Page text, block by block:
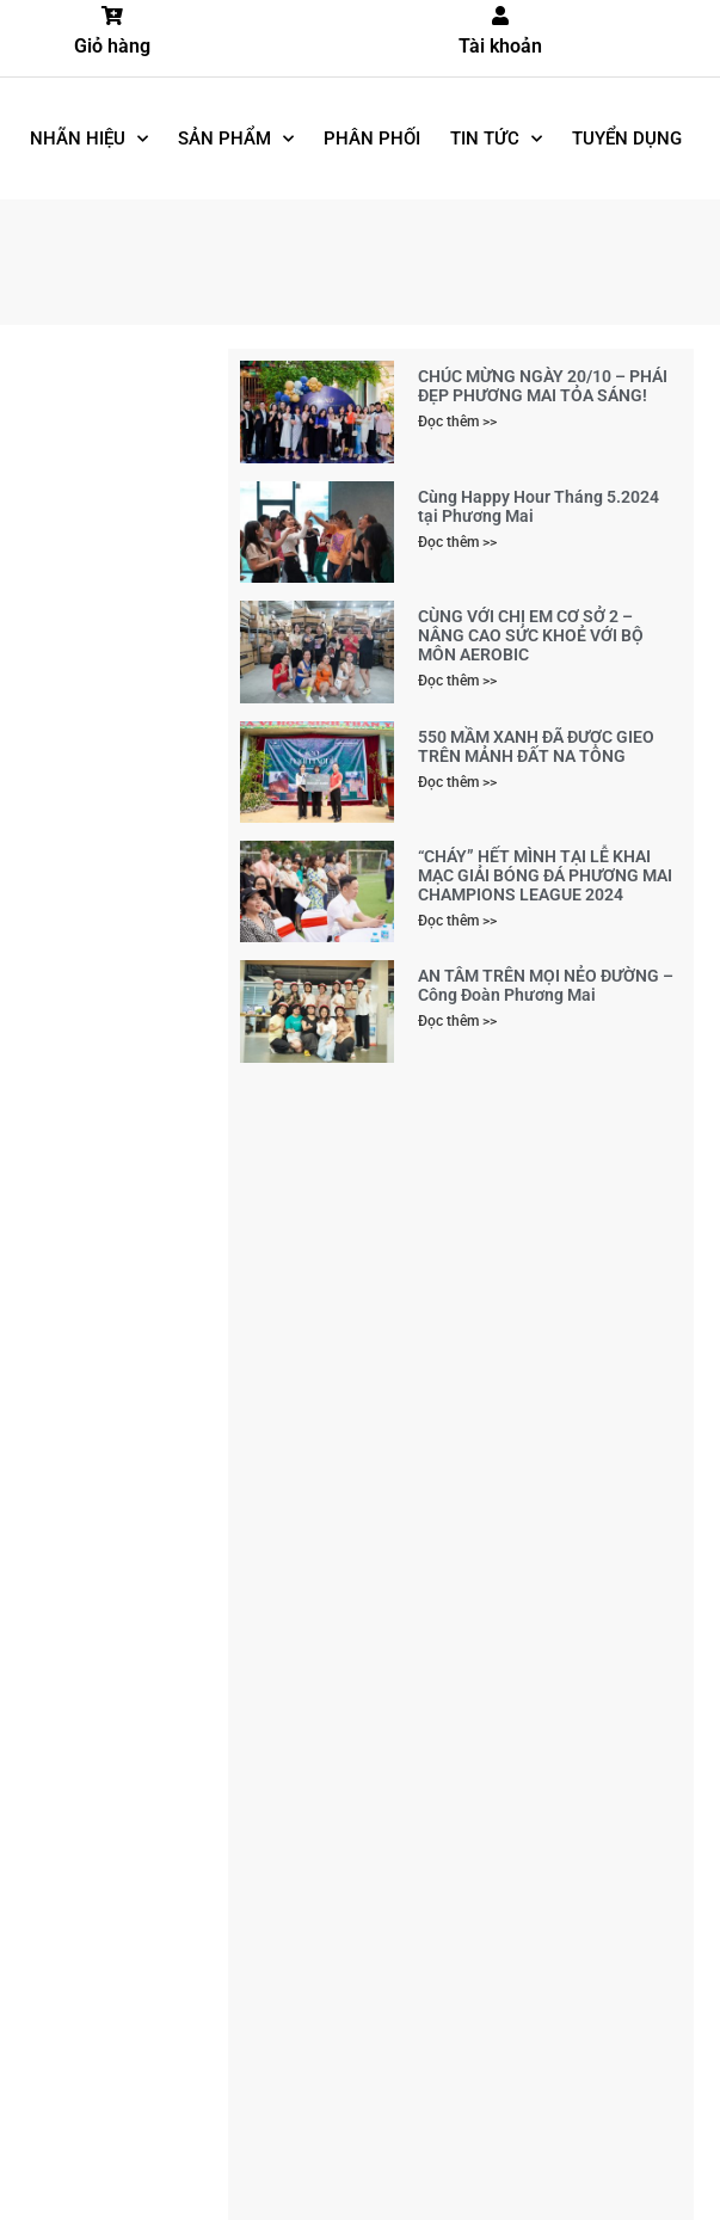
Giỏ hàng Tài khoản
NHÃN HIỆU SẢN PHẨM PHÂN PHỐI TIN TỨC TUYỂN DỤNG
CHÚC MỪNG NGÀY 20/10 – PHÁI
ĐẸP PHƯƠNG MAI TỎA SÁNG!
Đọc thêm >>
Cùng Happy Hour Tháng 5.2024
tại Phương Mai
Đọc thêm >>
CÙNG VỚI CHỊ EM CƠ SỞ 2 –
NÂNG CAO SỨC KHOẺ VỚI BỘ
MÔN AEROBIC
Đọc thêm >>
550 MẦM XANH ĐÃ ĐƯỢC GIEO
TRÊN MẢNH ĐẤT NA TÔNG
Đọc thêm >>
“CHÁY” HẾT MÌNH TẠI LỄ KHAI
MẠC GIẢI BÓNG ĐÁ PHƯƠNG MAI
CHAMPIONS LEAGUE 2024
Đọc thêm >>
AN TÂM TRÊN MỌI NẺO ĐƯỜNG –
Công Đoàn Phương Mai
Đọc thêm >>